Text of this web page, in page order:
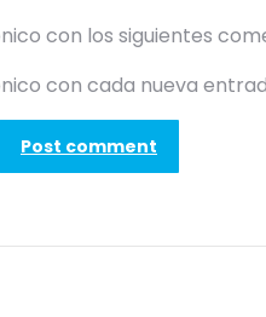
con los siguientes
con cada nueva
Post comment